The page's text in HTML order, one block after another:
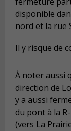
disponible
nord et la rue
Il y risque de
À noter aussi
direction de
y a aussi
du pont à la
(vers La